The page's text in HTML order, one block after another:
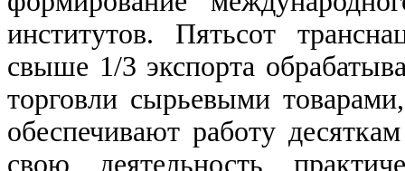
институтов. Пятьсот
свыше 1/3 экспорта
торговли сырьевыми
обеспечивают работу
свою деятельность